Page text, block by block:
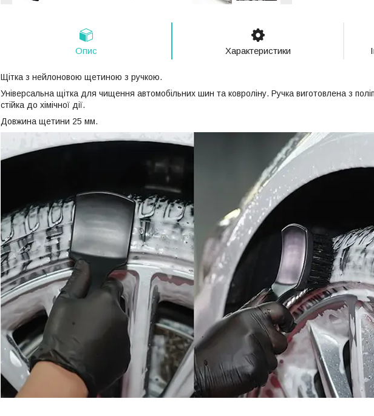
Опис Характеристики
Щітка з нейлоновою щетиною з ручкою.
Універсальна щітка для чищення автомобільних шин та ковроліну. Ручка виготовлена ​​з
стійка до хімічної дії.
Довжина щетини 25 мм.